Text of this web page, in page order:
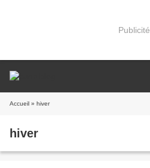
Publicité
Accueil » hiver
hiver